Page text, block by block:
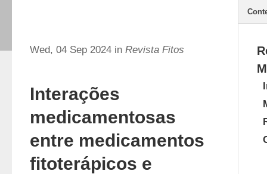
Wed, 04 Sep 2024 in Revista Fitos
Interações
medicamentosas
entre medicamentos
fitoterápicos e